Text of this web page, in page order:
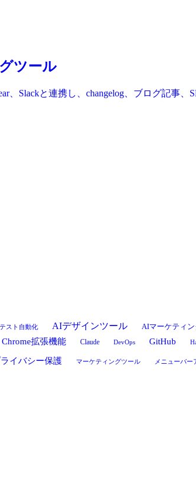
ツール
Slackと連携し、changelog、ブログ記事、
スト自動化 AIデザインツール AIマーケティ
Chrome拡張機能 Claude DevOps GitHub
イバシー保護 マーケティングツール メニューバー